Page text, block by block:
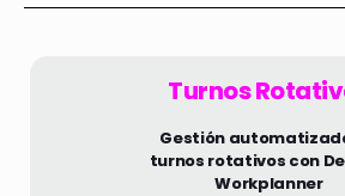
Turnos
Gestión
turnos rotativos con
Workplanner